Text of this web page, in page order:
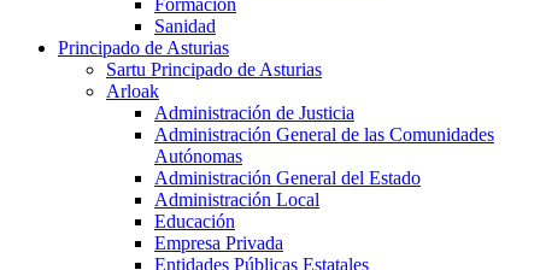
Formación
Sanidad
Principado de Asturias
Sartu Principado de Asturias
Arloak
Administración de Justicia
Administración General de las Comunidades
Autónomas
Administración General del Estado
Administración Local
Educación
Empresa Privada
Entidades Públicas Estatales